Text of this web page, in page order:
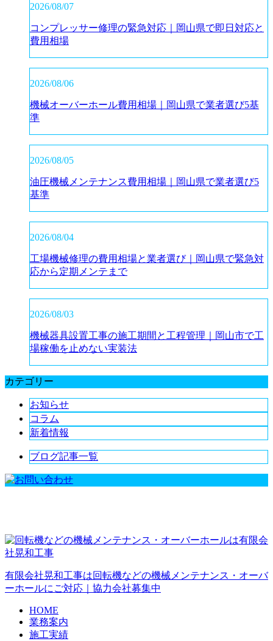
2026/08/07
コンプレッサー修理の緊急対応｜岡山県で即日対応と
費用相場
2026/08/06
機械オーバーホール費用相場｜岡山県で業者選び5基
準
2026/08/05
油圧機械メンテナンス費用相場｜岡山県で業者選び5
基準
2026/08/04
工場機械修理の費用相場と業者選び｜岡山県で緊急対
応から定期メンテまで
2026/08/03
機械器具設置工事の施工期間と工程管理｜岡山市で工
場稼働を止めない実装法
カテゴリー
お知らせ
コラム
新着情報
ブログ記事一覧
有限会社晃和工事は回転機などの機械メンテナンス・オーバ
ーホールにご対応｜協力会社募集中
HOME
業務案内
施工実績